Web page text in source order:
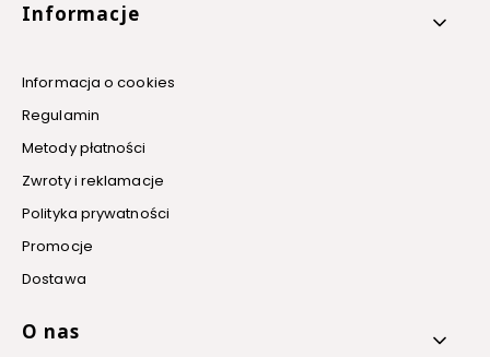
Informacje
Informacja o cookies
Regulamin
Metody płatności
Zwroty i reklamacje
Polityka prywatności
Promocje
Dostawa
O nas